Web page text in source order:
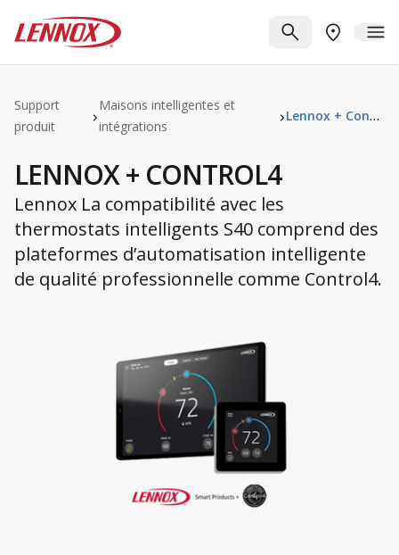
Lennox
RECHERCHE
TROUVER
Support
produit
Maisons intelligentes et
intégrations
Lennox + Control4
LENNOX + CONTROL4
Lennox La compatibilité avec les
thermostats intelligents S40 comprend des
plateformes d’automatisation intelligente
de qualité professionnelle comme Control4.